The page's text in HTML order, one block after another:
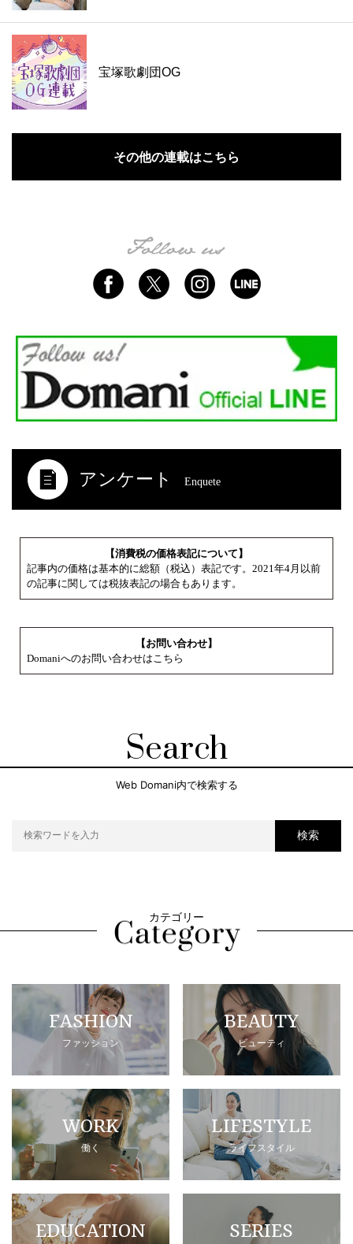
宝塚歌劇団OG
その他の連載はこちら
アンケート Enquete
【消費税の価格表記について】
記事内の価格は基本的に総額（税込）表記です。2021年4月以前
の記事に関しては税抜表記の場合もあります。
【お問い合わせ】
Domaniへのお問い合わせはこちら
Search
Web Domani内で検索する
検索
カテゴリー
FASHION
ファッション
BEAUTY
ビューティ
WORK
働く
LIFESTYLE
ライフスタイル
EDUCATION SERIES